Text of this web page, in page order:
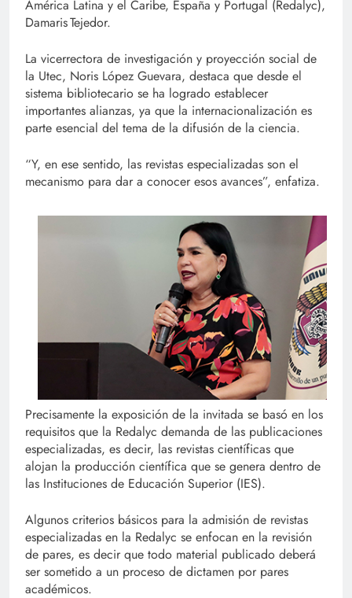
América Latina y el Caribe, España y Portugal (Redalyc),
Damaris Tejedor.
La vicerrectora de investigación y proyección social de
la Utec, Noris López Guevara, destaca que desde el
sistema bibliotecario se ha logrado establecer
importantes alianzas, ya que la internacionalización es
parte esencial del tema de la difusión de la ciencia.
“Y, en ese sentido, las revistas especializadas son el
mecanismo para dar a conocer esos avances”, enfatiza.
Precisamente la exposición de la invitada se basó en los
requisitos que la Redalyc demanda de las publicaciones
especializadas, es decir, las revistas científicas que
alojan la producción científica que se genera dentro de
las Instituciones de Educación Superior (IES).
Algunos criterios básicos para la admisión de revistas
especializadas en la Redalyc se enfocan en la revisión
de pares, es decir que todo material publicado deberá
ser sometido a un proceso de dictamen por pares
académicos.